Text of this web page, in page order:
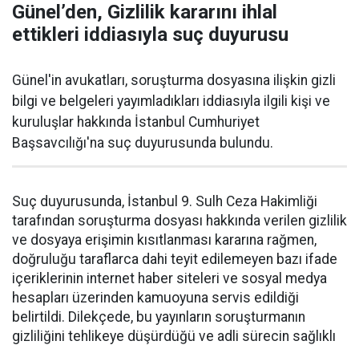
Günel’den, Gizlilik kararını ihlal
ettikleri iddiasıyla suç duyurusu
Günel'in avukatları, soruşturma dosyasına ilişkin gizli
bilgi ve belgeleri yayımladıkları iddiasıyla ilgili kişi ve
kuruluşlar hakkında İstanbul Cumhuriyet
Başsavcılığı'na suç duyurusunda bulundu.
Suç duyurusunda, İstanbul 9. Sulh Ceza Hakimliği
tarafından soruşturma dosyası hakkında verilen gizlilik
ve dosyaya erişimin kısıtlanması kararına rağmen,
doğruluğu taraflarca dahi teyit edilemeyen bazı ifade
içeriklerinin internet haber siteleri ve sosyal medya
hesapları üzerinden kamuoyuna servis edildiği
belirtildi. Dilekçede, bu yayınların soruşturmanın
gizliliğini tehlikeye düşürdüğü ve adli sürecin sağlıklı